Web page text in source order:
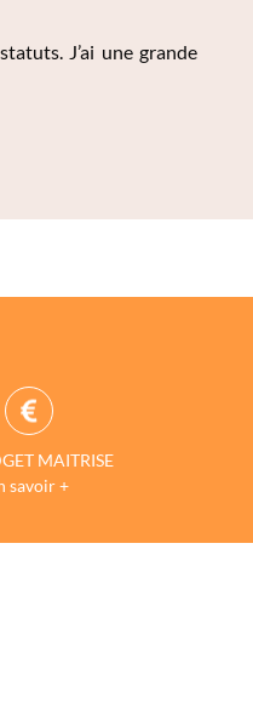
J’ai une grande
MAITRISE
savoir +